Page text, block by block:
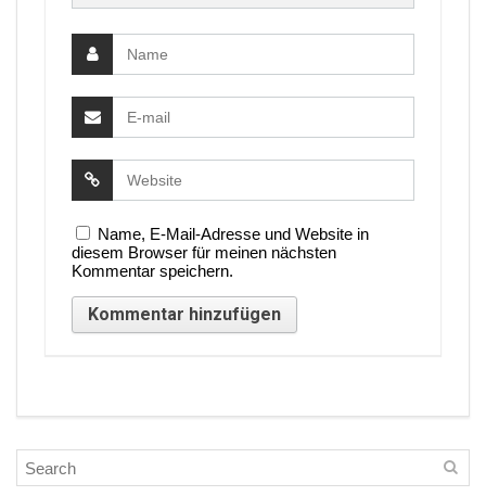
Name, E-Mail-Adresse und Website in
diesem Browser für meinen nächsten
Kommentar speichern.